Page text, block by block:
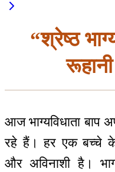
“श्रेष्ठ
आज भाग्यविधाता बाप
रहे हैं। हर एक बच्चे के
और अविनाशी है।